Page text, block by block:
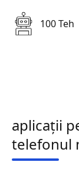
100 Teh
aplicații
telefonul